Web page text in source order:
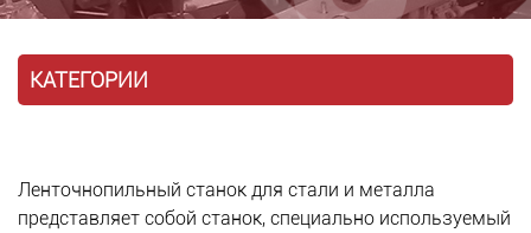
КАТЕГОРИИ
Ленточнопильный станок для стали и металла
представляет собой станок, специально используемый